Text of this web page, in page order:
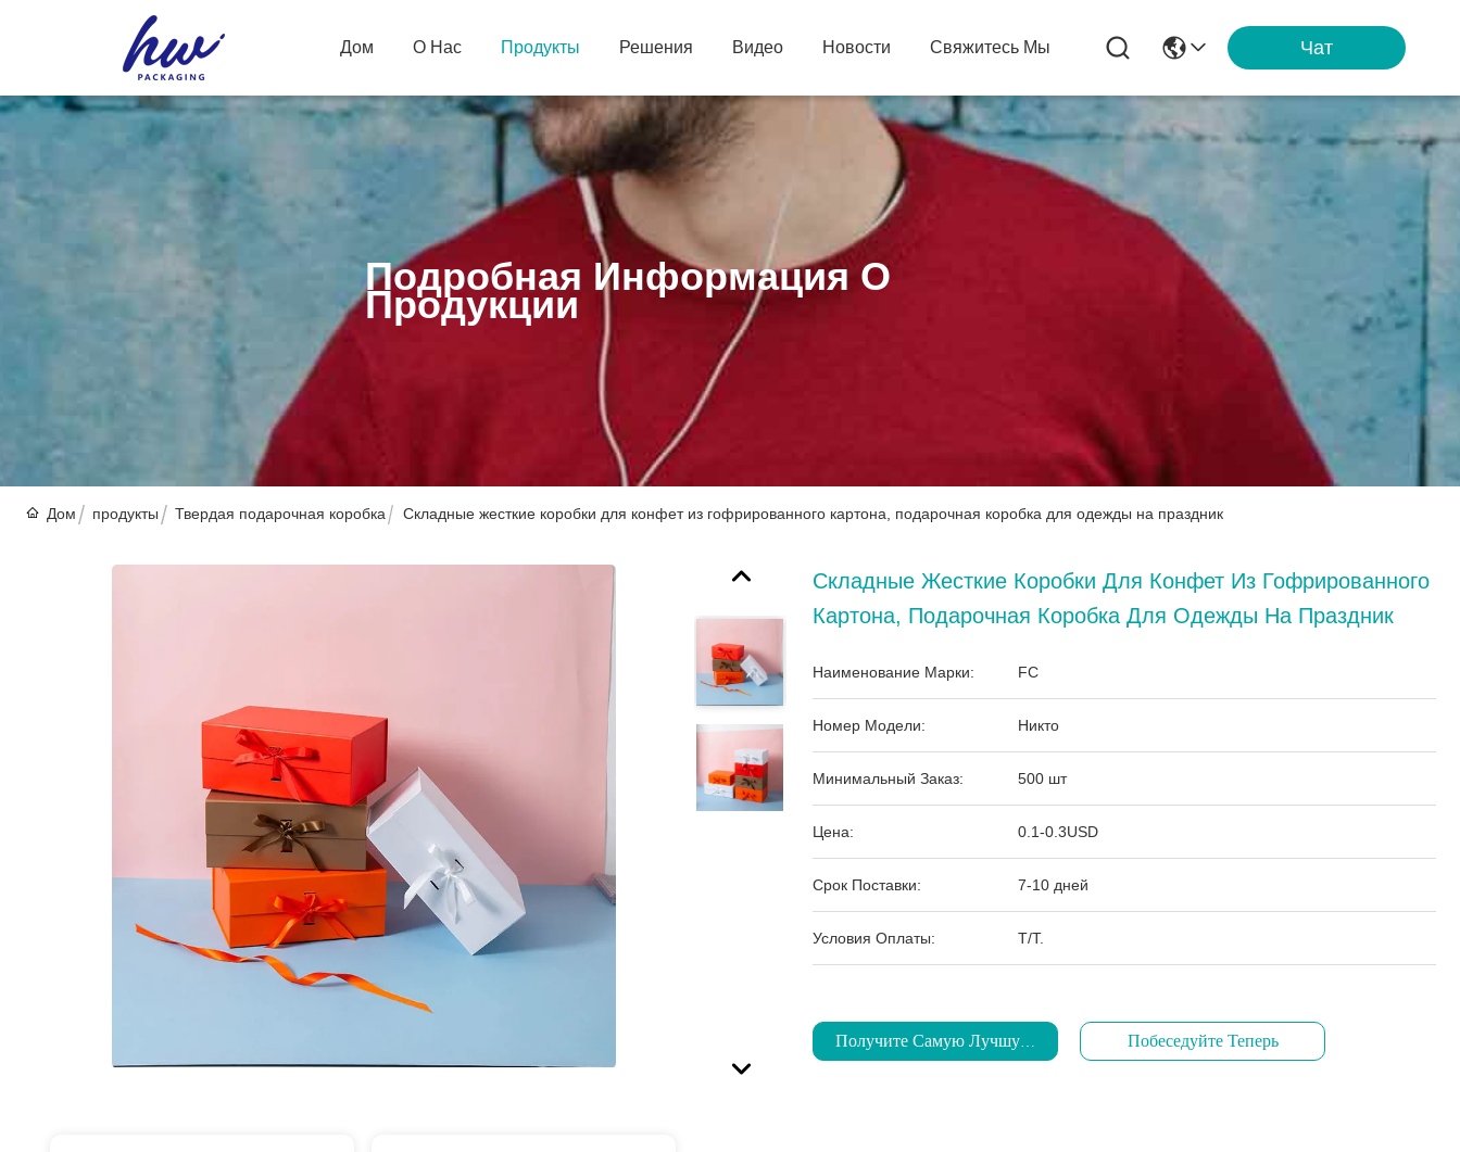
Дом О Нас Продукты Решения Видео Новости Свяжитесь Мы Чат
Подробная Информация О
Продукции
Дом продукты Твердая подарочная коробка Складные жесткие коробки для конфет из гофрированного картона, подарочная коробка для одежды на праздник
Складные Жесткие Коробки Для Конфет Из Гофрированного
Картона, Подарочная Коробка Для Одежды На Праздник
Наименование Марки: FC
Номер Модели: Никто
Минимальный Заказ: 500 шт
Цена: 0.1-0.3USD
Срок Поставки: 7-10 дней
Условия Оплаты: T/T.
Получите Самую Лучшую Цену Побеседуйте Теперь